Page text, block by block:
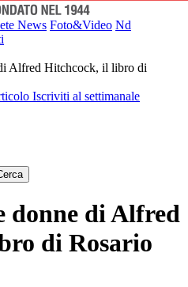
News Foto&Video Nd
Alfred Hitchcock, il libro di
Iscriviti al settimanale
donne di Alfred
di Rosario